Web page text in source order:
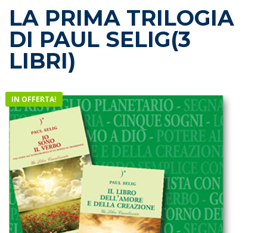
LA PRIMA TRILOGIA
DI PAUL SELIG(3
LIBRI)
IN OFFERTA!